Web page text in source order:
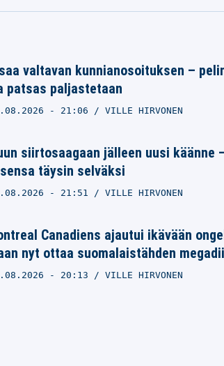
valtavan kunnianosoituksen –
patsas paljastetaan
- 21:06 VILLE HIRVONEN
siirtosaagaan jälleen uusi käänne
täysin selväksi
- 21:51 VILLE HIRVONEN
Canadiens ajautui ikävään
nyt ottaa suomalaistähden
- 20:13 VILLE HIRVONEN